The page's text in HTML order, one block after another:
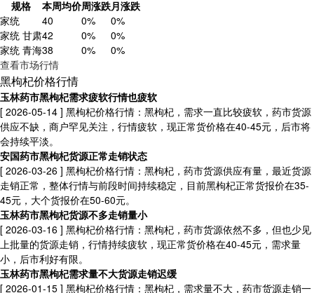
规格
本周均价周涨跌月涨跌
家统
40 0%
0%
家统 甘肃42 0%
0%
家统 青海38 0%
0%
查看市场行情
黑枸杞价格行情
玉林药市黑枸杞需求疲软行情也疲软
[ 2026-05-14 ] 黑枸杞价格行情：黑枸杞，需求一直比较疲软，药市货源
供应不缺，商户罕见关注，行情疲软，现正常货价格在40-45元，后市将
会持续平淡。
安国药市黑枸杞货源正常走销状态
[ 2026-03-26 ] 黑枸杞价格行情：黑枸杞，药市货源供应有量，最近货源
走销正常，整体行情与前段时间持续稳定，目前黑枸杞正常货报价在35-
45元，大个货报价在50-60元。
玉林药市黑枸杞货源不多走销量小
[ 2026-03-16 ] 黑枸杞价格行情：黑枸杞，药市货源依然不多，但也少见
上批量的货源走销，行情持续疲软，现正常货价格在40-45元，需求量
小，后市利好有限。
玉林药市黑枸杞需求量不大货源走销迟缓
[ 2026-01-15 ] 黑枸杞价格行情：黑枸杞，需求量不大，药市货源走销一